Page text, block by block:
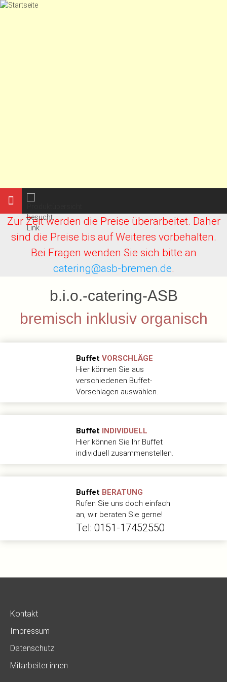
Zum
Zur Zeit werden die Preise überarbeitet. Daher
sind die Preise bis auf Weiteres vorbehalten.
Bei Fragen wenden Sie sich bitte an
catering@asb-bremen.de.
b.i.o.-catering-ASB
bremisch inklusiv organisch
Buffet VORSCHLÄGE
Hier können Sie aus
verschiedenen Buffet-
Vorschlägen auswählen.
Buffet INDIVIDUELL
Hier können Sie Ihr Buffet
individuell zusammenstellen.
Buffet BERATUNG
Rufen Sie uns doch einfach
an, wir beraten Sie gerne!
Tel: 0151-17452550
Kontakt
Impressum
Datenschutz
Mitarbeiter:innen